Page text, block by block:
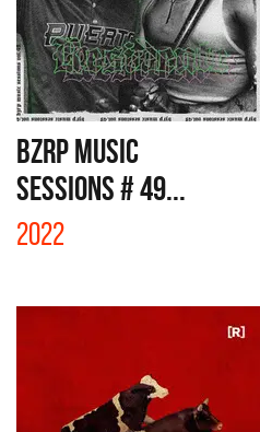
BZRP MUSIC
SESSIONS # 49...
2022